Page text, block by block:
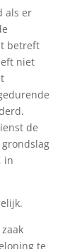
als er
betreft
niet
de
in
te